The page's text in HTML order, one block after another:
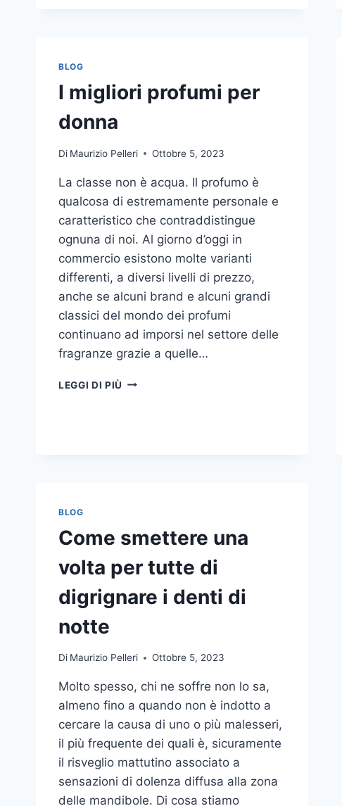
DELLE
APPARECCHIATURE
BLOG
I migliori profumi per
donna
Di Maurizio Pelleri Ottobre 5, 2023
La classe non è acqua. Il profumo è
qualcosa di estremamente personale e
caratteristico che contraddistingue
ognuna di noi. Al giorno d’oggi in
commercio esistono molte varianti
differenti, a diversi livelli di prezzo,
anche se alcuni brand e alcuni grandi
classici del mondo dei profumi
continuano ad imporsi nel settore delle
fragranze grazie a quelle…
LEGGI DI PIÙ
BLOG
Come smettere una
volta per tutte di
digrignare i denti di
notte
Di Maurizio Pelleri Ottobre 5, 2023
Molto spesso, chi ne soffre non lo sa,
almeno fino a quando non è indotto a
cercare la causa di uno o più malesseri,
il più frequente dei quali è, sicuramente
il risveglio mattutino associato a
sensazioni di dolenza diffusa alla zona
delle mandibole. Di cosa stiamo